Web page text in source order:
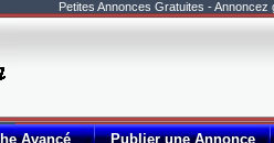
Petites Annonces Gratuites -
Avancé Publier une Annonce